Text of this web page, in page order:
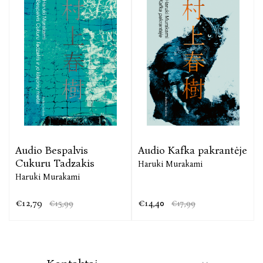
ji atrodo taip tikroviškai.“
Dvylikametis Hadžime myli bendraklasę Šimamoto.
Abu jie vienturčiai, vienišiai, tapę vienas kitam
prieglobsčiu. Bet jų gyvenimai pasuka skirtingais
keliais. Dabar trisdešimt šešerių Hadžime, regis,
pagaliau rado laimę: jis turi nuosavą barą, žmoną, du
vaikus. Tačiau po daugelio metų vėl sutikęs
Šimamoto supranta vis dar ją mylįs.
jųdviejų meilės istorija. O gal Šimamoto tėra šmėkla,
gal ji egzistuoja kitame pasaulyje – slėpiningame,
dvelkiančiame mirtimi? Kai baigiasi muzika, pakilusi
gyvenimas tęsiasi. O kai baigiasi meilė...
Audio Bespalvis
Cukuru Tadzakis
Haruki Murakami
€12,79 €15,99
Audio Kafka pakrantėje
Haruki Murakami
€14,40 €17,99